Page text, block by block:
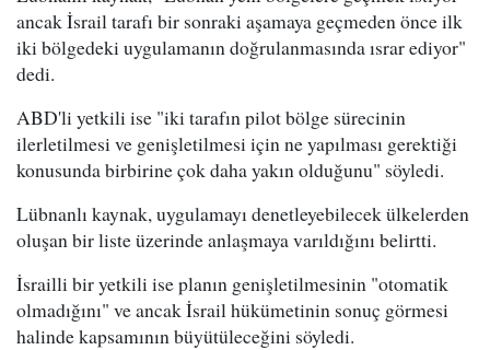
ancak İsrail tarafı bir sonraki aşamaya geçmeden önce ilk
iki bölgedeki uygulamanın doğrulanmasında ısrar ediyor"
dedi.
ABD'li yetkili ise "iki tarafın pilot bölge sürecinin
ilerletilmesi ve genişletilmesi için ne yapılması gerektiği
konusunda birbirine çok daha yakın olduğunu" söyledi.
Lübnanlı kaynak, uygulamayı denetleyebilecek ülkelerden
oluşan bir liste üzerinde anlaşmaya varıldığını belirtti.
İsrailli bir yetkili ise planın genişletilmesinin "otomatik
olmadığını" ve ancak İsrail hükümetinin sonuç görmesi
halinde kapsamının büyütüleceğini söyledi.